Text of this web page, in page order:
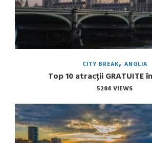
CITY BREAK ANGLIA
Top 10 atracții GRATUITE
5284 VIEWS